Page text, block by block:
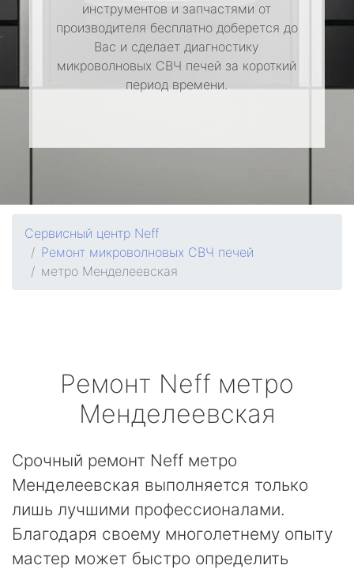
инструментов и запчастями от
производителя бесплатно доберется до
Вас и сделает диагностику
микроволновых СВЧ печей за короткий
период времени.
Сервисный центр Neff
Ремонт микроволновых СВЧ печей
метро Менделеевская
Ремонт Neff метро
Менделеевская
Срочный ремонт Neff метро
Менделеевская выполняется только
лишь лучшими профессионалами.
Благодаря своему многолетнему опыту
мастер может быстро определить